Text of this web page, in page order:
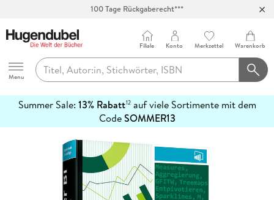
100 Tage Rückgaberecht***
Hugendubel
Menu
Filiale Konto Merkzettel Warenkorb
Summer Sale: 13% Rabatt12auf viele Sortimente mit dem
CodeSOMMER13
erfahren